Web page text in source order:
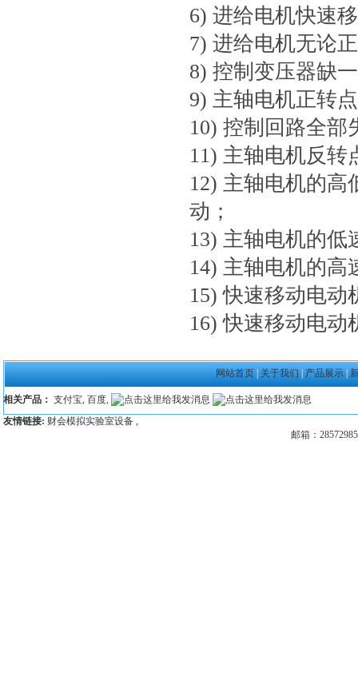
6) 进给电机快速
7) 进给电机无论
8) 控制变压器缺
9) 主轴电机正转
10) 控制回路全部
11) 主轴电机反转
12) 主轴电机的
动；
13) 主轴电机的
14) 主轴电机的高
15) 快速移动电动
16) 快速移动电动
网站首页 关于我们 产品展示
相关产品： 支付宝, 百度,
友情链接: 财会模拟实验室设备 ,
邮箱：